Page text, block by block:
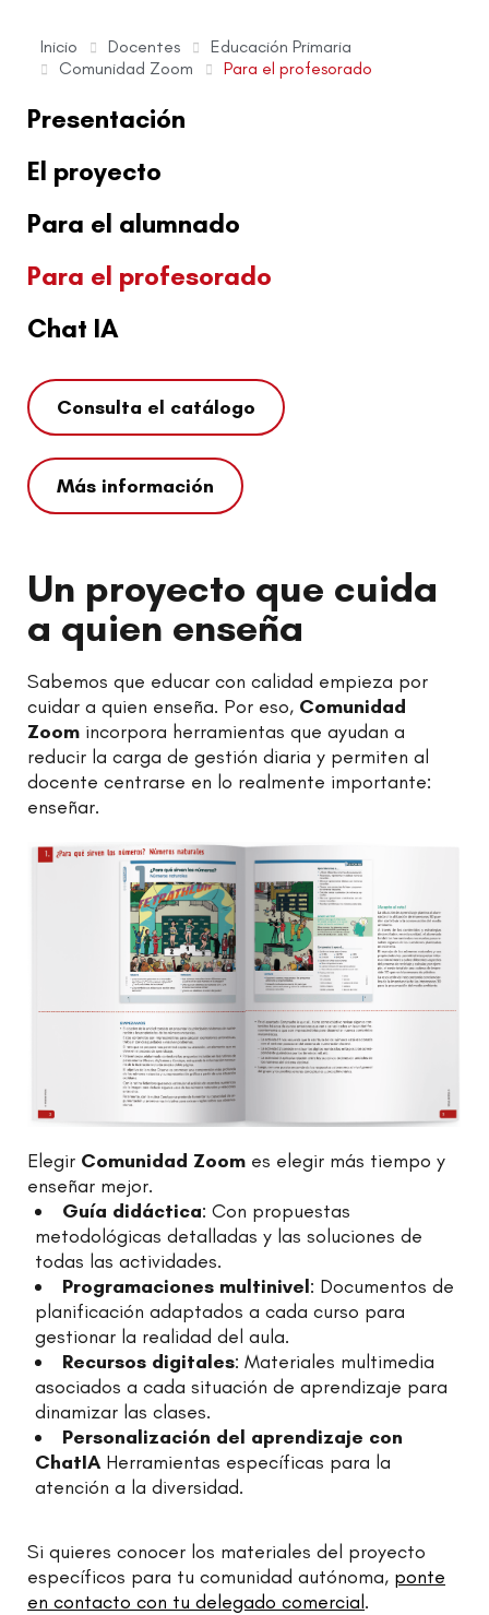
Inicio Docentes
Educación Primaria
Comunidad Zoom
Para el profesorado
Presentación
El proyecto
Para el alumnado
Para el profesorado
Chat IA
Consulta el catálogo
Más información
Un proyecto que cuida
a quien enseña
Sabemos que educar con calidad empieza por
cuidar a quien enseña. Por eso, Comunidad
Zoom incorpora herramientas que ayudan a
reducir la carga de gestión diaria y permiten al
docente centrarse en lo realmente importante:
enseñar.
Elegir Comunidad Zoom es elegir más tiempo y
enseñar mejor.
Guía didáctica: Con propuestas
metodológicas detalladas y las soluciones de
todas las actividades.
Programaciones multinivel: Documentos de
planificación adaptados a cada curso para
gestionar la realidad del aula.
Recursos digitales: Materiales multimedia
asociados a cada situación de aprendizaje para
dinamizar las clases.
Personalización del aprendizaje con
ChatIAHerramientas específicas para la
atención a la diversidad.
Si quieres conocer los materiales del proyecto
específicos para tu comunidad autónoma, ponte
en contacto con tu delegado comercial.